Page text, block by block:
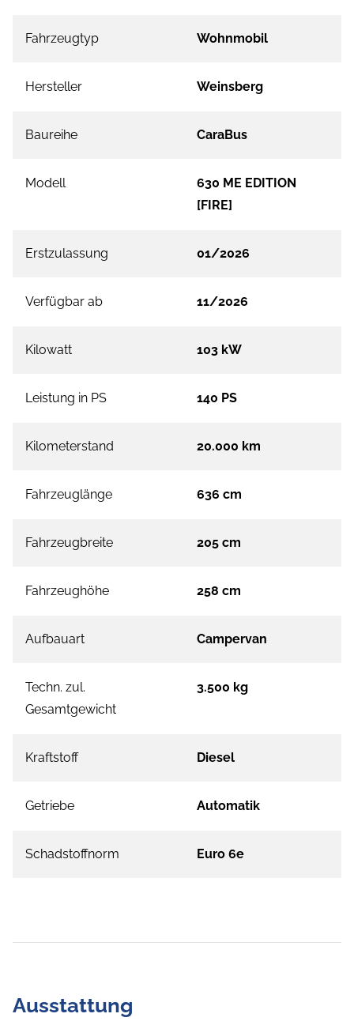
Fahrzeugtyp Wohnmobil
Hersteller Weinsberg
Baureihe CaraBus
Modell
630 ME EDITION
[FIRE]
Erstzulassung 01/2026
Verfügbar ab 11/2026
Kilowatt 103 kW
Leistung in PS 140 PS
Kilometerstand 20.000 km
Fahrzeuglänge 636 cm
Fahrzeugbreite 205 cm
Fahrzeughöhe 258 cm
Aufbauart Campervan
Techn. zul.
Gesamtgewicht
3.500 kg
Kraftstoff Diesel
Getriebe Automatik
Schadstoffnorm Euro 6e
Ausstattung